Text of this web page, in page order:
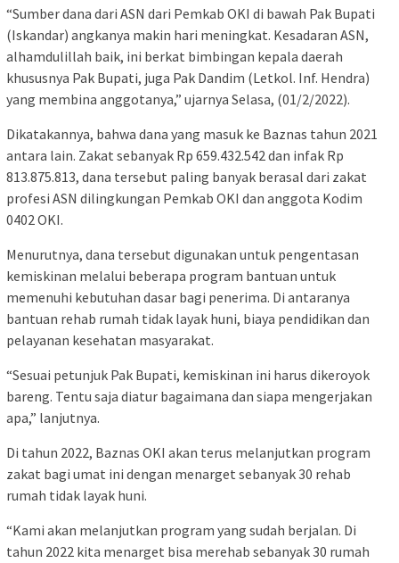
“Sumber dana dari ASN dari Pemkab OKI di bawah Pak Bupati
(Iskandar) angkanya makin hari meningkat. Kesadaran ASN,
alhamdulillah baik, ini berkat bimbingan kepala daerah
khususnya Pak Bupati, juga Pak Dandim (Letkol. Inf. Hendra)
yang membina anggotanya,” ujarnya Selasa, (01/2/2022).
Dikatakannya, bahwa dana yang masuk ke Baznas tahun 2021
antara lain. Zakat sebanyak Rp 659.432.542 dan infak Rp
813.875.813, dana tersebut paling banyak berasal dari zakat
profesi ASN dilingkungan Pemkab OKI dan anggota Kodim
0402 OKI.
Menurutnya, dana tersebut digunakan untuk pengentasan
kemiskinan melalui beberapa program bantuan untuk
memenuhi kebutuhan dasar bagi penerima. Di antaranya
bantuan rehab rumah tidak layak huni, biaya pendidikan dan
pelayanan kesehatan masyarakat.
“Sesuai petunjuk Pak Bupati, kemiskinan ini harus dikeroyok
bareng. Tentu saja diatur bagaimana dan siapa mengerjakan
apa,” lanjutnya.
Di tahun 2022, Baznas OKI akan terus melanjutkan program
zakat bagi umat ini dengan menarget sebanyak 30 rehab
rumah tidak layak huni.
“Kami akan melanjutkan program yang sudah berjalan. Di
tahun 2022 kita menarget bisa merehab sebanyak 30 rumah